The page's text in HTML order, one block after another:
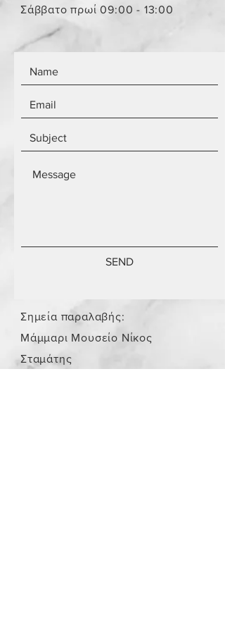
Τα αντικείμενα δεν είναι
καινούργια.
Σάββατο πρωί 09:00 - 13:00
SEND
Σημεία παραλαβής:
Μάμμαρι Μουσείο Νίκος
Σταμάτης